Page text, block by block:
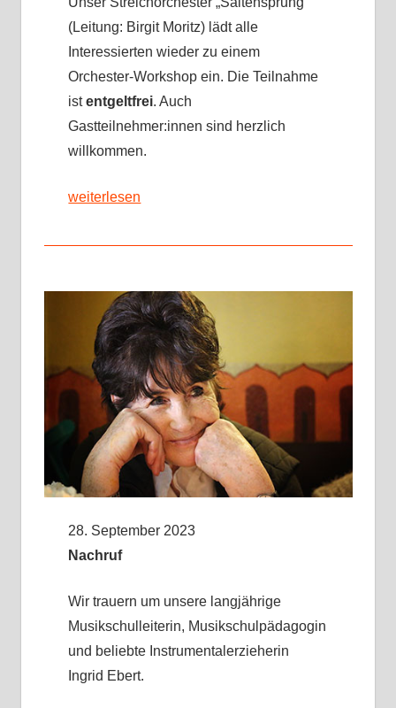
(Leitung: Birgit Moritz) lädt alle
Interessierten wieder zu einem
Orchester-Workshop ein. Die Teilnahme
istentgeltfrei. Auch
Gastteilnehmer:innen sind herzlich
willkommen.
weiterlesen
28. September 2023
Nachruf
Wir trauern um unsere langjährige
Musikschulleiterin, Musikschulpädagogin
und beliebte Instrumentalerzieherin
Ingrid Ebert.